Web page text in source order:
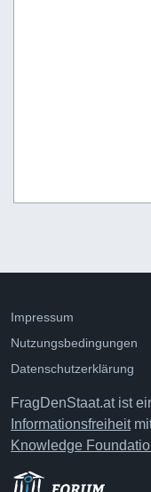
Impressum
Nutzungsbedingungen
Datenschutzerklärung
FragDenStaat.at ist
Informationsfreiheit
Knowledge